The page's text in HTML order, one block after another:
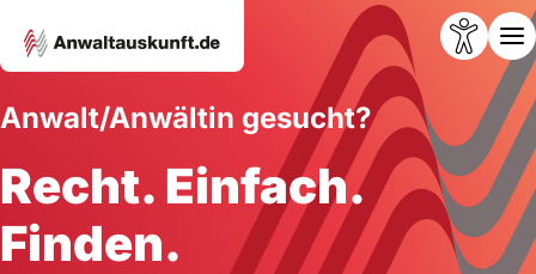
Anwalt/Anwältin gesucht?
Recht. Einfach.
Finden.